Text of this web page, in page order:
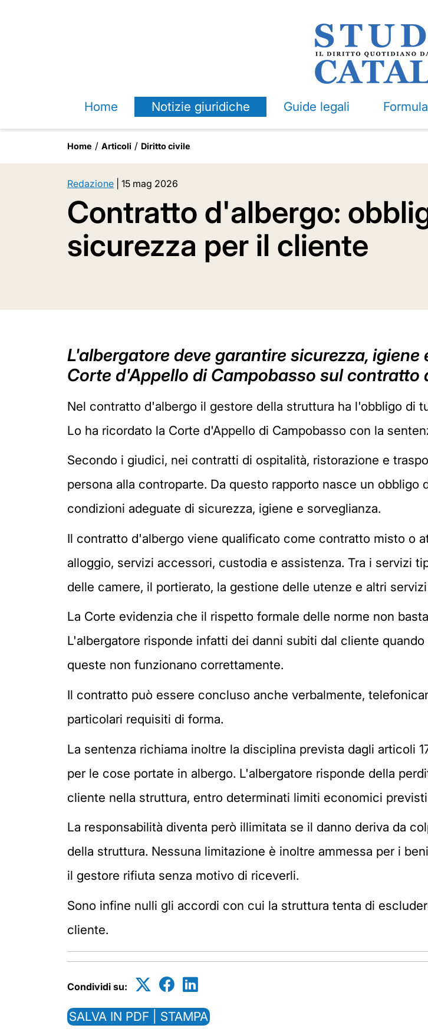
Home Notizie giuridiche Guide legali
Home Articoli Diritto civile
Redazione 15 mag 2026
Contratto d'albergo:
sicurezza per il cliente
L'albergatore deve garantire sicurezza,
Corte d'Appello di Campobasso sul contratto
Nel contratto d'albergo il gestore della struttura ha l'obbligo di
Lo ha ricordato la Corte d'Appello di Campobasso con la
Secondo i giudici, nei contratti di ospitalità, ristorazione e
persona alla controparte. Da questo rapporto nasce un
condizioni adeguate di sicurezza, igiene e sorveglianza.
Il contratto d'albergo viene qualificato come contratto misto o
alloggio, servizi accessori, custodia e assistenza. Tra i servizi
delle camere, il portierato, la gestione delle utenze e altri
La Corte evidenzia che il rispetto formale delle norme non
L'albergatore risponde infatti dei danni subiti dal cliente
queste non funzionano correttamente.
Il contratto può essere concluso anche verbalmente,
particolari requisiti di forma.
La sentenza richiama inoltre la disciplina prevista dagli articoli
per le cose portate in albergo. L'albergatore risponde della
cliente nella struttura, entro determinati limiti economici
La responsabilità diventa però illimitata se il danno deriva da
della struttura. Nessuna limitazione è inoltre ammessa per i
il gestore rifiuta senza motivo di riceverli.
Sono infine nulli gli accordi con cui la struttura tenta di
cliente.
Condividi su:
SALVA IN PDF | STAMPA